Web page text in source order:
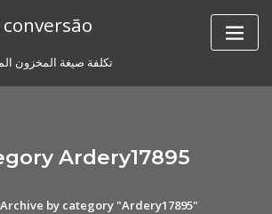
اليورو الحقيقي conversão
تكلفة صيغة المخزون
Ardery17895
Archive by category "Ardery17895"